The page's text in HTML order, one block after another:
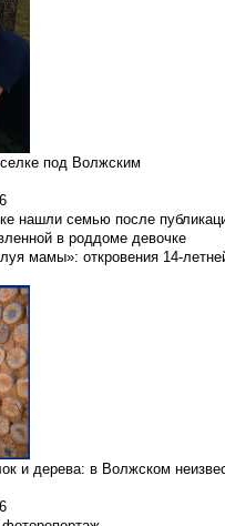
под Волжским
нашли семью после
в роддоме девочке
мамы»: откровения 14-
и дерева: в Волжском